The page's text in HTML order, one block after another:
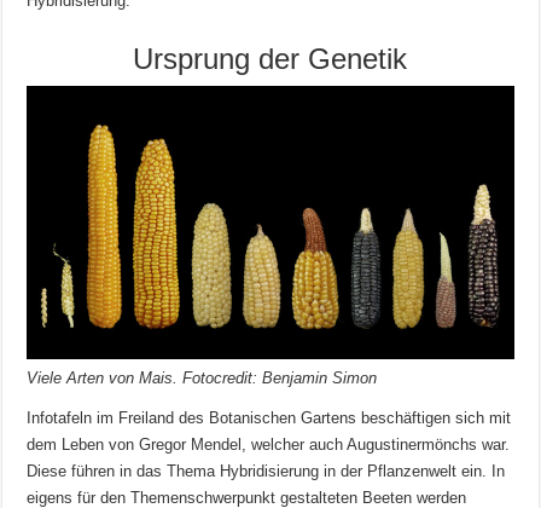
Ursprung der Genetik
Viele Arten von Mais. Fotocredit: Benjamin Simon
Infotafeln im Freiland des Botanischen Gartens beschäftigen sich mit
dem Leben von Gregor Mendel, welcher auch Augustinermönchs war.
Diese führen in das Thema Hybridisierung in der Pflanzenwelt ein. In
eigens für den Themenschwerpunkt gestalteten Beeten werden